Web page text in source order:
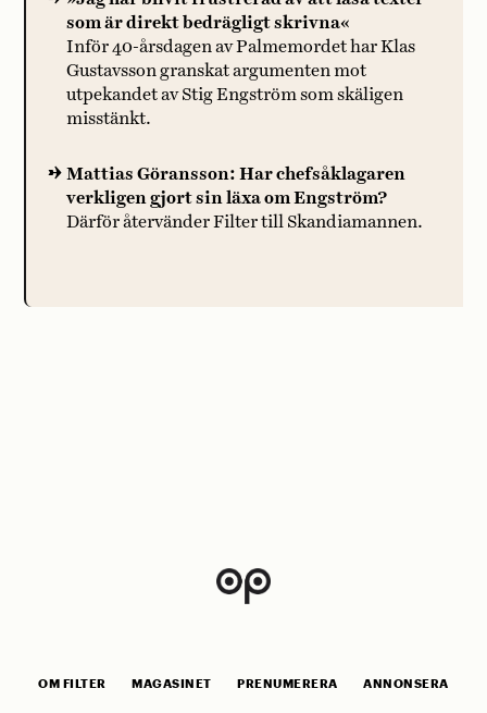
som är direkt bedrägligt skrivna«
Inför 40-årsdagen av Palmemordet har Klas
Gustavsson granskat argumenten mot
utpekandet av Stig Engström som skäligen
misstänkt.
Mattias Göransson: Har chefsåklagaren
verkligen gjort sin läxa om Engström?
Därför återvänder Filter till Skandiamannen.
OM FILTER MAGASINET PRENUMERERA ANNONSERA